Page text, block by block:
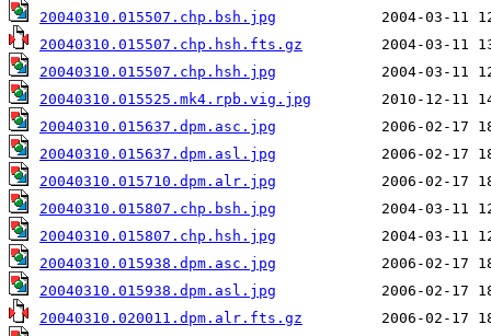
20040310.015507.chp.bsh.jpg
20040310.015507.chp.hsh.fts.gz
20040310.015507.chp.hsh.jpg
20040310.015525.mk4.rpb.vig.jpg
20040310.015637.dpm.asc.jpg
20040310.015637.dpm.asl.jpg
20040310.015710.dpm.alr.jpg
20040310.015807.chp.bsh.jpg
20040310.015807.chp.hsh.jpg
20040310.015938.dpm.asc.jpg
20040310.015938.dpm.asl.jpg
20040310.020011.dpm.alr.fts.gz